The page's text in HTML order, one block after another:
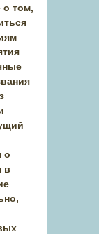
о том,
о
в